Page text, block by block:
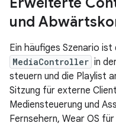
und
Ein häufiges Szenario ist
MediaController in
steuern und die Playlist
Sitzung für externe
Mediensteuerung und
Fernsehern, Wear OS